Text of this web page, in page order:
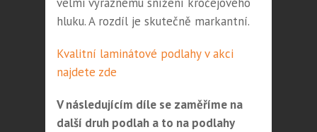
hluku. A rozdíl je skutečně markantní.
Kvalitní laminátové podlahy v akci
najdete zde
V následujícím díle se zaměříme na
další druh podlah a to na podlahy